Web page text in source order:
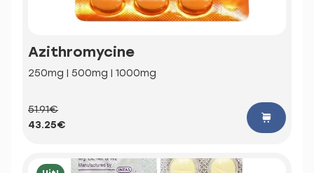
Azithromycine
250mg | 500mg | 1000mg
51.91€
43.25€